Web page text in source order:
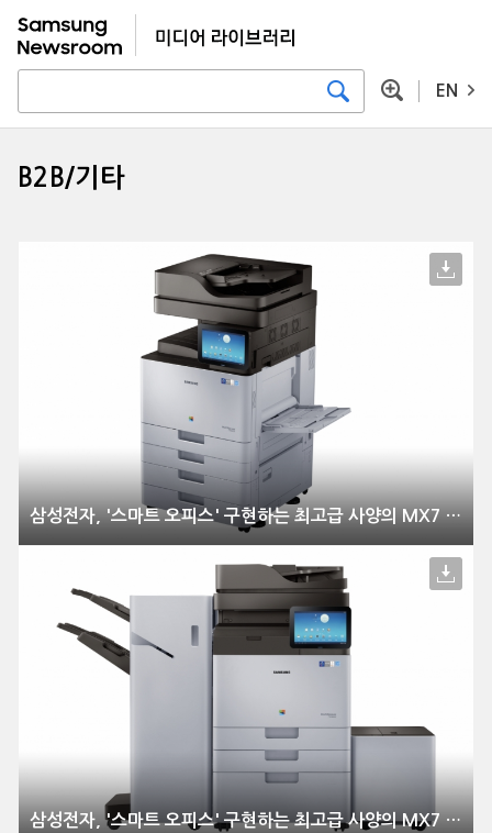
EN
B2B/기타
삼성전자, '스마트 오피스' 구현하는 최고급 사양의 MX7 복합기 출시
삼성전자, '스마트 오피스' 구현하는 최고급 사양의 MX7 복합기 출시